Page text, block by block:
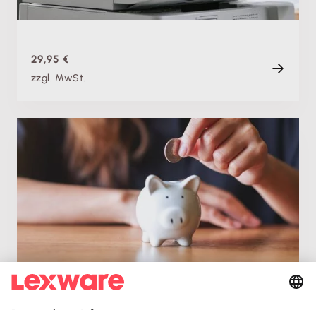
90 min
29,95 €
zzgl. MwSt.
Fachschulung
Investitionsbooster: So nutzt du die neuen
Regelungen bis 2027 und sparst Geld
Di. 24.11.2026, 09:00 Uhr